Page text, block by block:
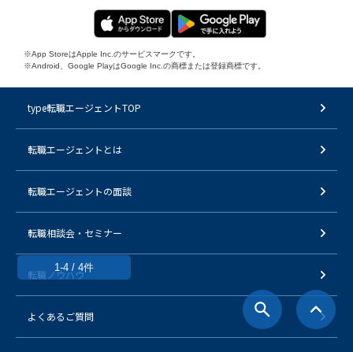
1-4 / 4件
※App StoreはApple Inc.のサービスマークです。
※Android、Google PlayはGoogle Inc.の商標または登録商標です。
type転職エージェントTOP
転職エージェントとは
転職エージェントの面談
転職相談会・セミナー
転職ノウハウ
よくあるご質問